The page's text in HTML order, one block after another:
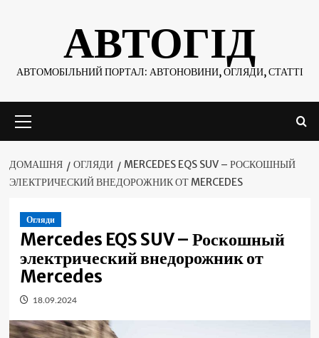
АВТОГІД
АВТОМОБІЛЬНИЙ ПОРТАЛ: АВТОНОВИНИ, ОГЛЯДИ, СТАТТІ
меню
ДОМАШНЯ ОГЛЯДИ
MERCEDES EQS SUV – РОСКОШНЫЙ
ЭЛЕКТРИЧЕСКИЙ ВНЕДОРОЖНИК ОТ MERCEDES
Огляди
Mercedes EQS SUV – Роскошный
электрический внедорожник от
Mercedes
18.09.2024